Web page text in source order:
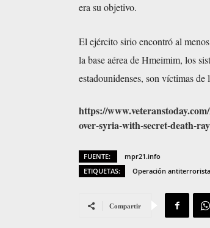
era su objetivo.
El ejército sirio encontró al
la base aérea de Hmeimim, los
estadounidenses, son víctimas
https://
over-syria-with-secret-death-
FUENTE:
mpr21.info
ETIQUETAS:
Operación
Compartir